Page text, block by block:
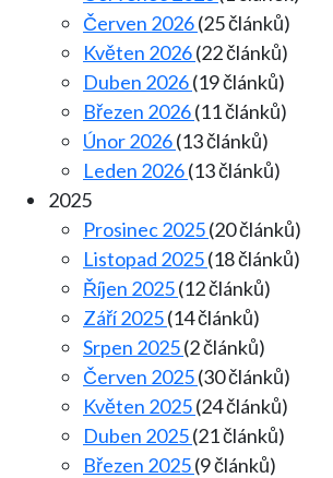
Červen 2026(25 článků)
Květen 2026(22 článků)
Duben 2026(19 článků)
Březen 2026(11 článků)
Únor 2026(13 článků)
Leden 2026(13 článků)
2025
Prosinec 2025(20 článků)
Listopad 2025(18 článků)
Říjen 2025(12 článků)
Září 2025(14 článků)
Srpen 2025(2 článků)
Červen 2025(30 článků)
Květen 2025(24 článků)
Duben 2025(21 článků)
Březen 2025(9 článků)